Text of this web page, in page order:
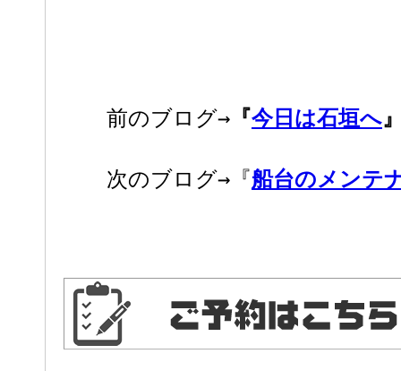
前のブログ→ 『今日は石垣へ
次のブログ→『船台のメンテ